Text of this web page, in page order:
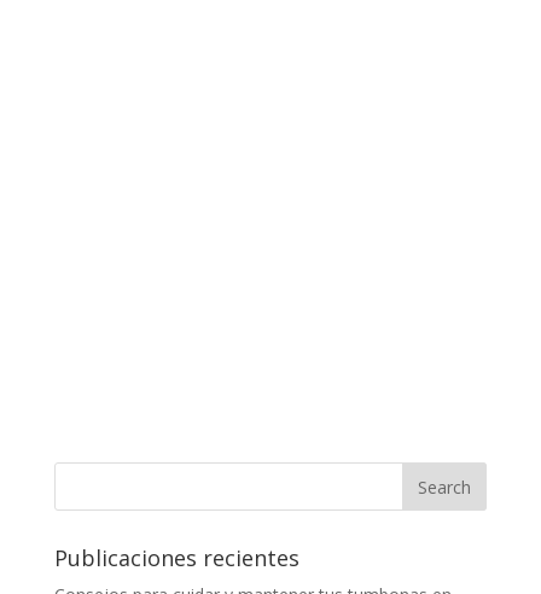
Publicaciones recientes